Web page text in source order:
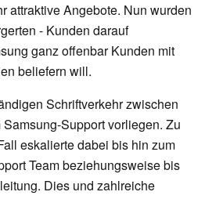
attraktive Angebote. Nun wurden
- Kunden darauf
ganz offenbar Kunden mit
beliefern will.
Schriftverkehr zwischen
Support vorliegen. Zu
eskalierte dabei bis hin zum
Team beziehungsweise bis
Dies und zahlreiche